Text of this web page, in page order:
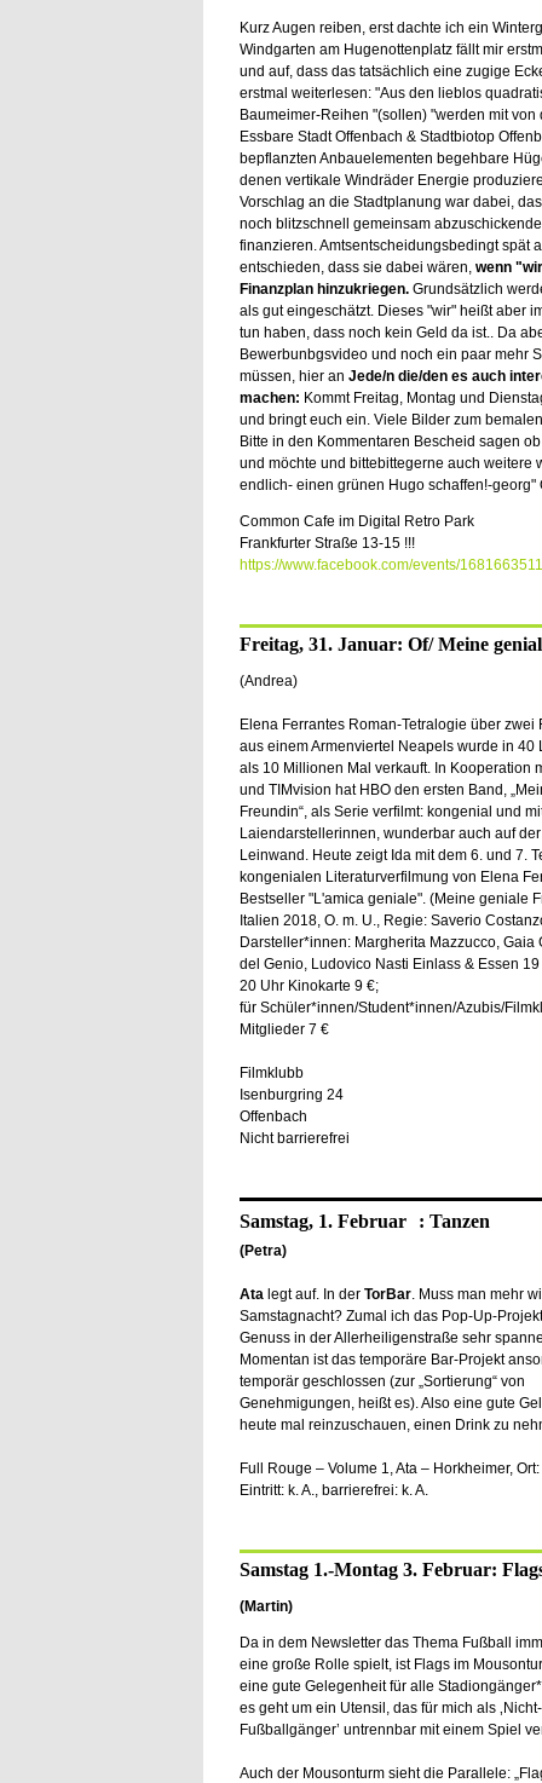
Kurz Augen reiben, erst dachte ich ein
Windgarten am Hugenottenplatz fällt mir
und auf, dass das tatsächlich eine zugige
erstmal weiterlesen: "Aus den lieblos
Baumeimer-Reihen "(sollen) "werden mit von
Essbare Stadt Offenbach & Stadtbiotop
bepflanzten Anbauelementen begehbare
denen vertikale Windräder Energie
Vorschlag an die Stadtplanung war dabei,
noch blitzschnell gemeinsam
finanzieren. Amtsentscheidungsbedingt spät
entschieden, dass sie dabei wären, wenn
Finanzplan hinzukriegen.Grundsätzlich
als gut eingeschätzt. Dieses "wir" heißt aber
tun haben, dass noch kein Geld da ist.. Da
Bewerbunbgsvideo und noch ein paar mehr
müssen, hier an Jede/n die/den es auch
machen: Kommt Freitag, Montag und
und bringt euch ein. Viele Bilder zum
Bitte in den Kommentaren Bescheid sagen
und möchte und bittebittegerne auch weitere
endlich- einen grünen Hugo schaffen!-georg"
Common Cafe im Digital Retro Park
Frankfurter Straße 13-15 !!!
https://www.facebook.com/events/
Freitag, 31. Januar: Of/ Meine
(Andrea)
Elena Ferrantes Roman-Tetralogie über zwei
aus einem Armenviertel Neapels wurde in 40
als 10 Millionen Mal verkauft. In Kooperation
und TIMvision hat HBO den ersten Band,
Freundin“, als Serie verfilmt: kongenial und
Laiendarstellerinnen, wunderbar auch auf
Leinwand. Heute zeigt Ida mit dem 6. und 7.
kongenialen Literaturverfilmung von Elena
Bestseller "L'amica geniale". (Meine geniale
Italien 2018, O. m. U., Regie: Saverio
Darsteller*innen: Margherita Mazzucco, Gaia
del Genio, Ludovico Nasti Einlass & Essen
20 Uhr Kinokarte 9 €;
für Schüler*innen/Student*innen/Azubis/
Mitglieder 7 €
Filmklubb
Isenburgring 24
Offenbach
Nicht barrierefrei
Samstag, 1. Februar : Tanzen
(Petra)
Atalegt auf. In der TorBar. Muss man mehr
Samstagnacht? Zumal ich das Pop-Up-
Genuss in der Allerheiligenstraße sehr
Momentan ist das temporäre Bar-Projekt
temporär geschlossen (zur „Sortierung“ von
Genehmigungen, heißt es). Also eine gute
heute mal reinzuschauen, einen Drink zu
Full Rouge – Volume 1, Ata – Horkheimer,
Eintritt: k. A., barrierefrei: k. A.
Samstag 1.-Montag 3. Februar:
(Martin)
Da in dem Newsletter das Thema Fußball
eine große Rolle spielt, ist Flags im
eine gute Gelegenheit für alle
es geht um ein Utensil, das für mich als ‚Nicht-
Fußballgänger’ untrennbar mit einem Spiel
Auch der Mousonturm sieht die Parallele: